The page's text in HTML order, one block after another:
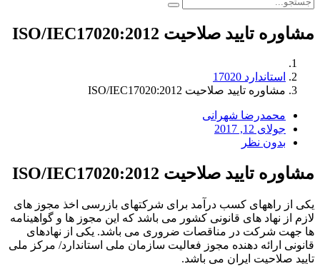
مشاوره تایید صلاحیت ISO/IEC17020:2012
استاندارد 17020
مشاوره تایید صلاحیت ISO/IEC17020:2012
محمدرضا شهرانی
جولای 12, 2017
بدون نظر
مشاوره تایید صلاحیت ISO/IEC17020:2012
یکی از راههای کسب درآمد برای شرکتهای بازرسی اخذ مجوز های
لازم از نهاد های قانونی کشور می باشد که این مجوز ها و گواهینامه
ها جهت شرکت در مناقصات ضروری می باشد. یکی از نهادهای
قانونی ارائه دهنده مجوز فعالیت سازمان ملی استاندارد/ مرکز ملی
تایید صلاحیت ایران می باشد.